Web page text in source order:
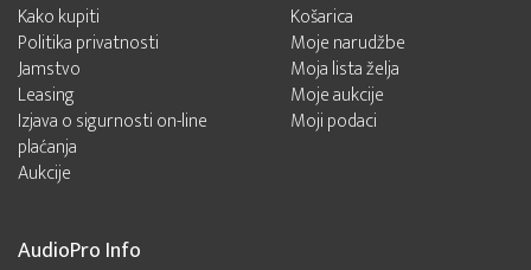
Kako kupiti
Politika privatnosti
Jamstvo
Leasing
Izjava o sigurnosti on-line
plaćanja
Aukcije
Košarica
Moje narudžbe
Moja lista želja
Moje aukcije
Moji podaci
AudioPro Info